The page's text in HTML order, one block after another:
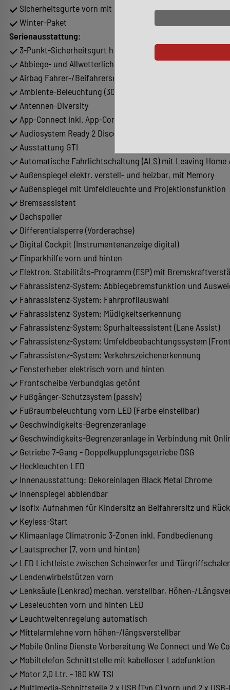
Sicherheitsgurte vorn mit Gurtstraffer und
Winter-Paket
Serienausstattung:
3-Punkt-Sicherheitsgurt hinten mitte
Abbiege- und Allwetterlicht / Schlechtwetter-Licht
Airbag Fahrer-/Beifahrerseite, Beifahrerairbag abschaltbar
Ambiente-Beleuchtung (30 Farben)
Antennen-Diversity
App-Connect inkl. App-Connect Wireless (Apple CarPlay,
Audiosystem Ready 2 Discover (inkl. Streaming & Internet,
Ausstattung GTI
Automatische Fahrlichtschaltung (ALS) mit Leaving
Außenspiegel elektr. verstell- und heizbar, mit Memory
Außenspiegel mit Umfeldleuchte und Projektionsfunktion
Bremsassistent
Dachspoiler
Differentialsperre (Vorderachse)
Digital Cockpit (Instrumentenanzeige digital)
Einparkhilfe vorn und hinten
Elektron. Stabilitäts-Programm (ESP) mit
Fahrassistenz-System: Abbiegebremsfunktion und
Fahrassistenz-System: Fahrprofilauswahl
Fahrassistenz-System: Müdigkeitserkennung
Fahrassistenz-System: Spurhalteassistent (Lane Assist)
Fahrassistenz-System: Umfeldbeobachtungssystem
Fahrassistenz-System: Verkehrszeichenerkennung
Fensterheber elektrisch vorn und hinten
Frontscheibe Verbundglas getönt
Fußgänger-Schutzsystem (passiv)
Fußraumbeleuchtung vorn LED (Farbe einstellbar)
Geschwindigkeits-Begrenzeranlage
Geschwindigkeits-Begrenzeranlage in Verbindung mit
Getriebe 7-Gang - Doppelkupplungsgetriebe DSG
Heckleuchten LED
Innenausstattung: Dekoreinlagen Black Metal Chrome
Innenspiegel abblendbar
Isofix-Aufnahmen für Kindersitz an Beifahrersitz und
Keyless-Start
Klimaanlage Climatronic 3-Zonen inkl. Fondbedienung
Lautsprecher (7, vorn und hinten)
LED Lichtleiste zwischen Scheinwerfer und
Lendenwirbelstützen vorn
Lenksäule (Lenkrad) mechan. verstellbar, Höhen-/
Leseleuchten vorn und hinten LED
Leuchtweitenregelung automatisch
Mittelarmlehne vorn höhen-/längsverstellbar
Mobile Online Dienste Vorbereitung We Connect und We
Mobiltelefon Schnittstelle mit kabelloser Ladefunktion
Motor 2,0 Ltr. - 180 kW TSI
Multimedia-Schnittstelle 2 x USB (Typ C) vorn und 2 x